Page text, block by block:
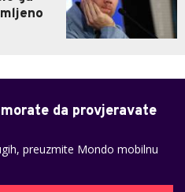
da provjeravate
preuzmite Mondo mobilnu